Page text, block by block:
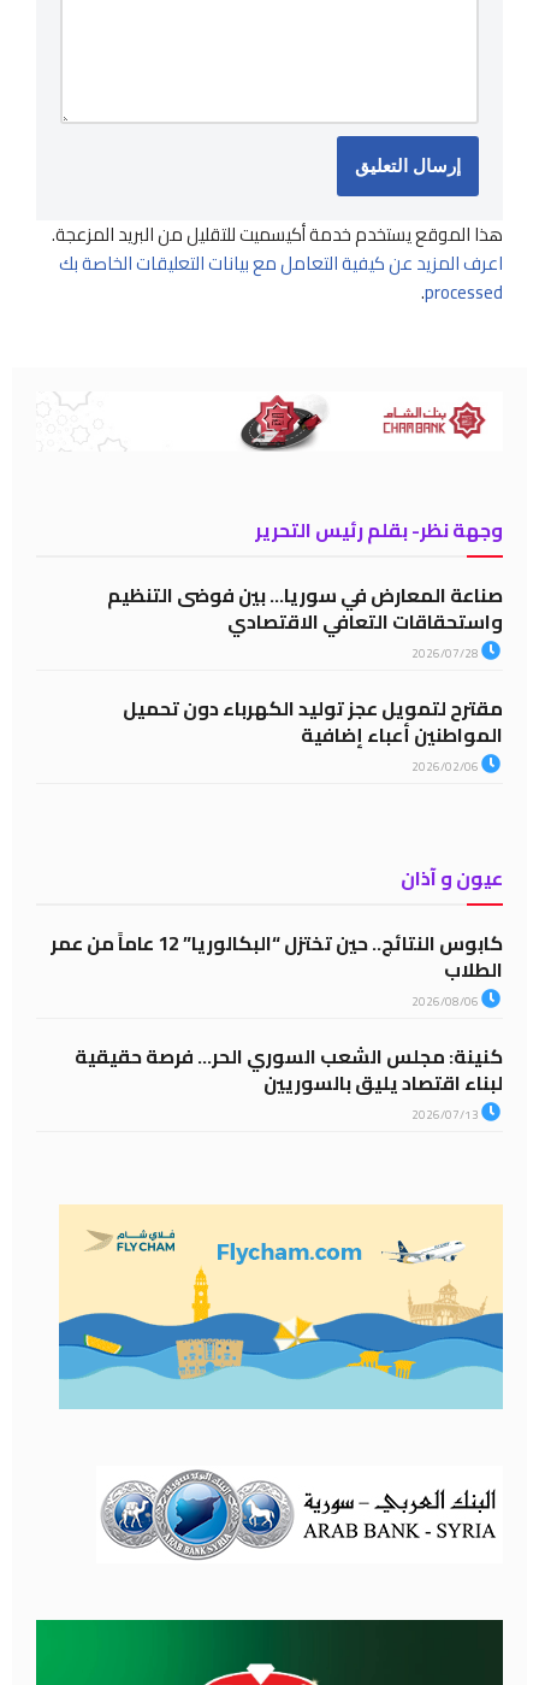
هذا الموقع يستخدم خدمة أكيسميت للتقليل من البريد المزعجة.
اعرف المزيد عن كيفية التعامل مع بيانات التعليقات الخاصة بك
processed
.
وجهة نظر- بقلم رئيس التحرير
صناعة المعارض في سوريا… بين فوضى التنظيم
واستحقاقات التعافي الاقتصادي
مقترح لتمويل عجز توليد الكهرباء دون تحميل
المواطنين أعباء إضافية
عيون و آذان
كابوس النتائج.. حين تختزل “البكالوريا” 12 عاماً من عمر
الطلاب
كنينة: مجلس الشعب السوري الحر… فرصة حقيقية
لبناء اقتصاد يليق بالسوريين